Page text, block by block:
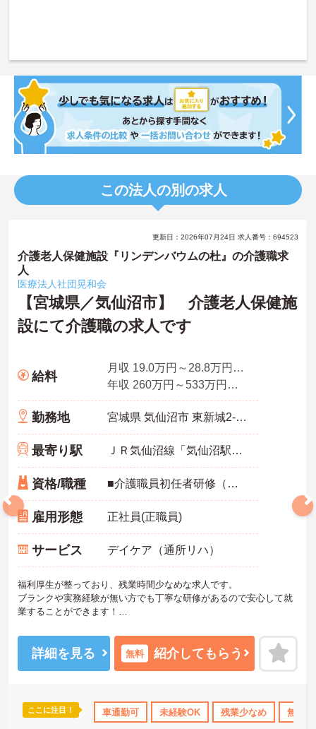
この法人の別の求人
休日110日以上 ブランクOK 研修制度あり 産休･育休･介護休
更新日：2026年07月24日 求人番号：694523
介護老人保健施設『リンデンバウムの杜』の介護職求
人
医療法人社団晃和会
【宮城県／気仙沼市】 介護老人保健施
設にて介護職の求人です
給料
月収 19.0万円～28.8万円※夜勤手当4回分込み
年収 260万円～533万円※賞与2.7ヶ月分の場合
勤務地 宮城県 気仙沼市 東新城2-9-1
最寄り駅 ＪＲ気仙沼線「気仙沼駅」バス・車5分
資格/職種 ■介護職員初任者研修（ヘルパー2級）、介護福祉士実務者研修（ヘルパー1級）、介護福祉士のいずれかがあれば尚可 ■普通自動車運転免許（AT車限定可） ※未経験相談可
雇用形態 正社員(正職員)
サービス デイケア（通所リハ）
福利厚生が整っており、残業時間少なめな求人です。
ブランクや実務経験が無い方でも丁寧な研修があるので安心して就
業することができます！
ご興味ある方には、面接対策ポイントなど、さらに詳細をお話しい
たしますのでお気軽にご相談ください！
詳細を見る 無料 紹介してもらう
ここに注目！ 車通勤可 未経験OK 残業少なめ 無資